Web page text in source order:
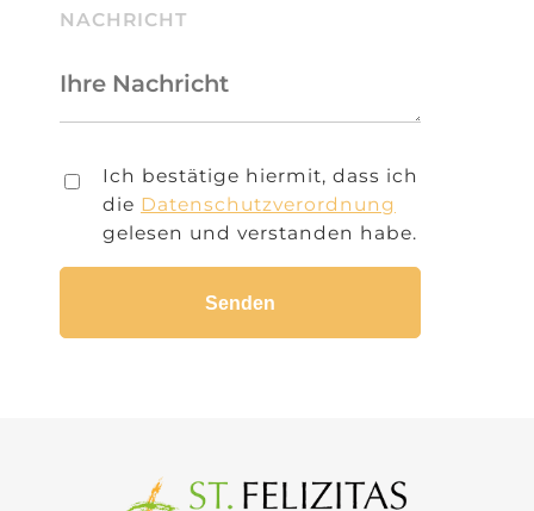
NACHRICHT
Ich bestätige hiermit, dass ich
die Datenschutzverordnung
gelesen und verstanden habe.